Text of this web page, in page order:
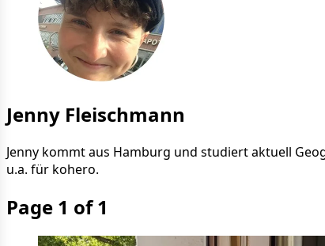
Jenny Fleischmann
Jenny kommt aus Hamburg und studiert aktuell
u.a. für kohero.
Page 1 of 1